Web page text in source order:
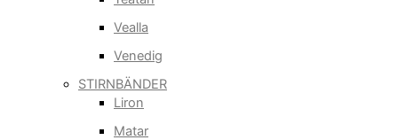
Vealla
Venedig
STIRNBÄNDER
Liron
Matar